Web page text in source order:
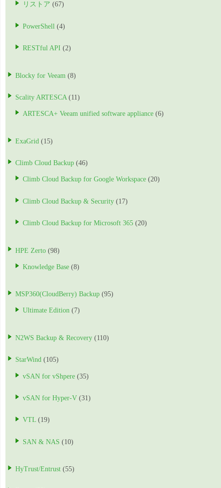
リストア (67)
PowerShell (4)
RESTful API (2)
Blocky for Veeam (8)
Scality ARTESCA (11)
ARTESCA+ Veeam unified software appliance (6)
ExaGrid (15)
Climb Cloud Backup (46)
Climb Cloud Backup for Google Workspace (20)
Climb Cloud Backup & Security (17)
Climb Cloud Backup for Microsoft 365 (20)
HPE Zerto (98)
Knowledge Base (8)
MSP360(CloudBerry) Backup (95)
Ultimate Edition (7)
N2WS Backup & Recovery (110)
StarWind (105)
vSAN for vShpere (35)
vSAN for Hyper-V (31)
VTL (19)
SAN & NAS (10)
HyTrust/Entrust (55)